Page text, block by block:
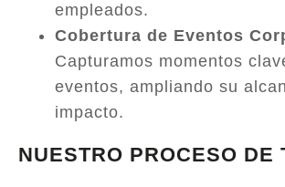
empleados.
Cobertura de Eventos
Capturamos momentos
eventos, ampliando su
impacto.
NUESTRO PROCESO DE